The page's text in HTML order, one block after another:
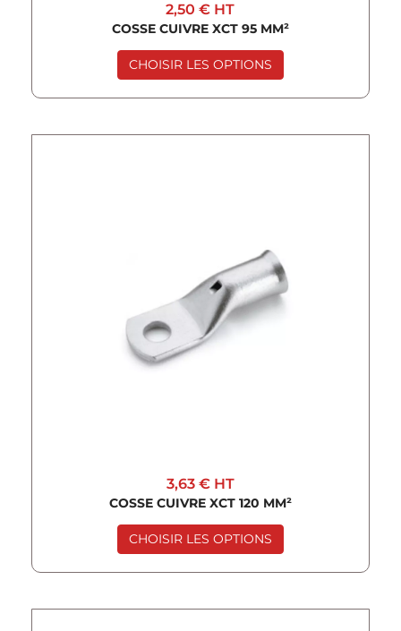
2,50 € HT
COSSE CUIVRE XCT 95 MM²
CHOISIR LES OPTIONS
3,63 € HT
COSSE CUIVRE XCT 120 MM²
CHOISIR LES OPTIONS